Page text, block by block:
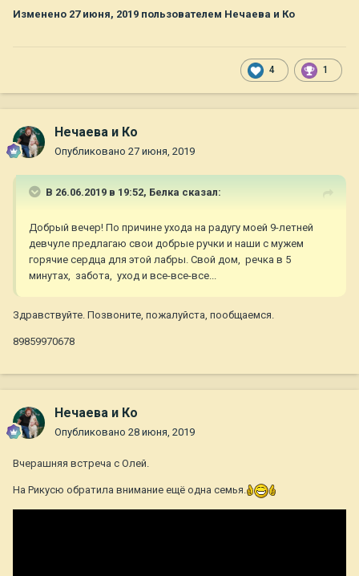
Изменено 27 июня, 2019 пользователем Нечаева и Ко
4 1
Нечаева и Ко
Опубликовано 27 июня, 2019
В 26.06.2019 в 19:52, Белка сказал:
Добрый вечер! По причине ухода на радугу моей 9-летней
девчуле предлагаю свои добрые ручки и наши с мужем
горячие сердца для этой лабры. Свой дом, речка в 5
минутах, забота, уход и все-все-все...
Здравствуйте. Позвоните, пожалуйста, пообщаемся.
89859970678
Нечаева и Ко
Опубликовано 28 июня, 2019
Вчерашняя встреча с Олей.
На Рикусю обратила внимание ещё одна семья.